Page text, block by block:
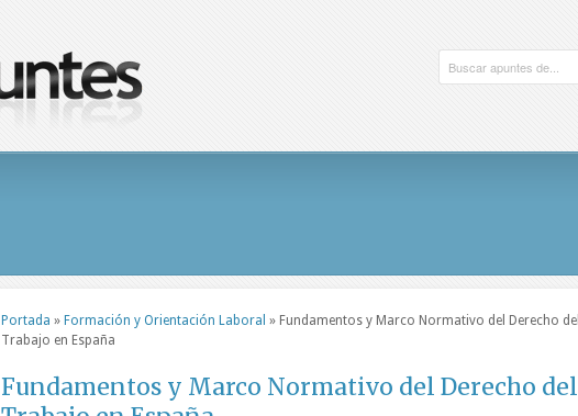
Portada » Formación y Orientación Laboral » Fundamentos y Marco Normativo del Derecho del
Trabajo en España
Fundamentos y Marco Normativo del Derecho del